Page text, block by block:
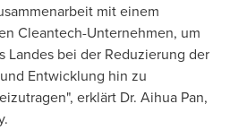
mit einem
Cleantech-Unternehmen, um
Landes bei der Reduzierung der
Entwicklung hin zu
erklärt Dr. Aihua Pan,
.